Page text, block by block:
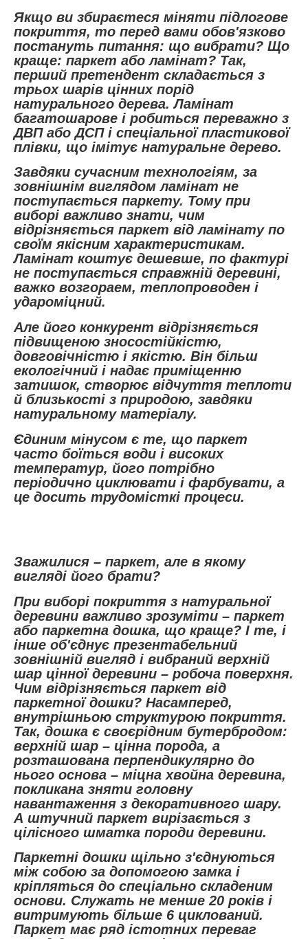
Якщо ви збираєтеся міняти підлогове
покриття, то перед вами обов'язково
постануть питання: що вибрати? Що
краще: паркет або ламінат? Так,
перший претендент складається з
трьох шарів цінних порід
натурального дерева. Ламінат
багатошарове і робиться переважно з
ДВП або ДСП і спеціальної пластикової
плівки, що імітує натуральне дерево.
Завдяки сучасним технологіям, за
зовнішнім виглядом ламінат не
поступається паркету. Тому при
виборі важливо знати, чим
відрізняється паркет від ламінату по
своїм якісним характеристикам.
Ламінат коштує дешевше, по фактурі
не поступається справжній деревині,
важко возгораем, теплопроводен і
удароміцний.
Але його конкурент відрізняється
підвищеною зносостійкістю,
довговічністю і якістю. Він більш
екологічний і надає приміщенню
затишок, створює відчуття теплоти
й близькості з природою, завдяки
натуральному матеріалу.
Єдиним мінусом є те, що паркет
часто боїться води і високих
температур, його потрібно
періодично циклювати і фарбувати, а
це досить трудомісткі процеси.
Зважилися – паркет, але в якому
вигляді його брати?
При виборі покриття з натуральної
деревини важливо зрозуміти – паркет
або паркетна дошка, що краще? І те, і
інше об'єднує презентабельний
зовнішній вигляд і вибраний верхній
шар цінної деревини – робоча поверхня.
Чим відрізняється паркет від
паркетної дошки? Насамперед,
внутрішньою структурою покриття.
Так, дошка є своєрідним бутербродом:
верхній шар – цінна порода, а
розташована перпендикулярно до
нього основа – міцна хвойна деревина,
покликана зняти головну
навантаження з декоративного шару.
А штучний паркет вирізається з
цілісного шматка породи деревини.
Паркетні дошки щільно з'єднуються
між собою за допомогою замка і
кріпляться до спеціально складеним
основи. Служать не менше 20 років і
витримують більше 6 циклований.
Паркет має ряд істотних переваг